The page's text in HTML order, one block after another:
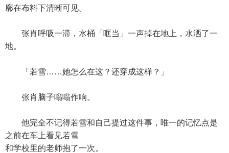
廓在布料下清晰可见。
张肖呼吸一滞，水桶「哐当」一声掉在地上，水洒了一
地。
「若雪……她怎么在这？还穿成这样？」
张肖脑子嗡嗡作响。
他完全不记得若雪和自己提过这件事，唯一的记忆点是
之前在车上看见若雪
和学校里的老师抱了一次。